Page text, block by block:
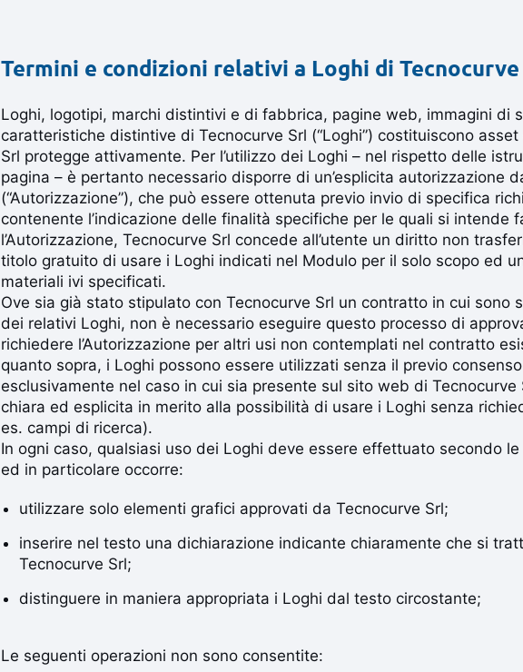
Termini e condizioni relativi a Loghi di
Loghi, logotipi, marchi distintivi e di fabbrica, pagine web, immagini di
caratteristiche distintive di Tecnocurve Srl (“Loghi”) costituiscono
Srl protegge attivamente. Per l’utilizzo dei Loghi – nel rispetto delle
pagina – è pertanto necessario disporre di un’esplicita autorizzazione
(“Autorizzazione”), che può essere ottenuta previo invio di specifica
contenente l’indicazione delle finalità specifiche per le quali si intende
l’Autorizzazione, Tecnocurve Srl concede all’utente un diritto non
titolo gratuito di usare i Loghi indicati nel Modulo per il solo scopo ed
materiali ivi specificati.
Ove sia già stato stipulato con Tecnocurve Srl un contratto in cui sono
dei relativi Loghi, non è necessario eseguire questo processo di
richiedere l’Autorizzazione per altri usi non contemplati nel contratto
quanto sopra, i Loghi possono essere utilizzati senza il previo
esclusivamente nel caso in cui sia presente sul sito web di Tecnocurve
chiara ed esplicita in merito alla possibilità di usare i Loghi senza
es. campi di ricerca).
In ogni caso, qualsiasi uso dei Loghi deve essere effettuato secondo
ed in particolare occorre:
utilizzare solo elementi grafici approvati da Tecnocurve Srl;
inserire nel testo una dichiarazione indicante chiaramente che si
Tecnocurve Srl;
distinguere in maniera appropriata i Loghi dal testo circostante;
Le seguenti operazioni non sono consentite: